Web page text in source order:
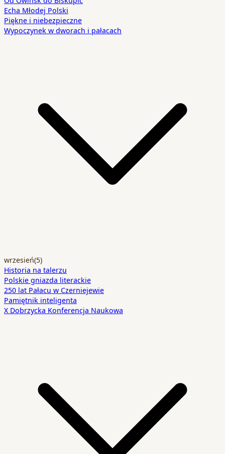
Echa Młodej Polski
Piękne i niebezpieczne
Wypoczynek w dworach i pałacach
wrzesień(5)
Historia na talerzu
Polskie gniazda literackie
250 lat Pałacu w Czerniejewie
Pamiętnik inteligenta
X Dobrzycka Konferencja Naukowa